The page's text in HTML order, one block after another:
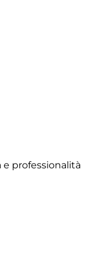
e professionalità